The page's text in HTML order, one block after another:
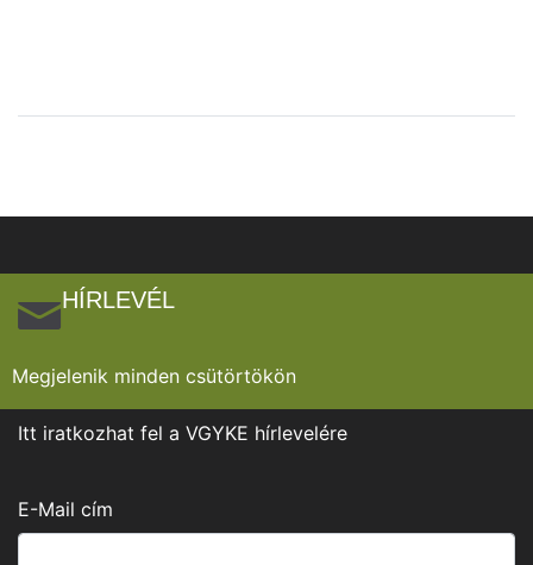
HÍRLEVÉL
Megjelenik minden csütörtökön
Itt iratkozhat fel a VGYKE hírlevelére
E-Mail cím